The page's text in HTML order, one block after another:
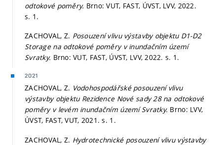
odtokové poměry. Brno: VUT, FAST, ÚVST, LVV, 2022.
s. 1.
ZACHOVAL, Z. Posouzení vlivu výstavby objektu D1-D2
Storage na odtokové poměry v inundačním území
Svratky. Brno: VUT, FAST, ÚVST, LVV, 2022.s. 1.
2021
ZACHOVAL, Z. Vodohospodářské posouzení vlivu
výstavby objektu Rezidence Nové sady 28 na odtokové
poměry v levém inundačním území Svratky. Brno: LVV,
ÚVST, FAST, VUT, 2021.s. 1.
ZACHOVAL, Z. Hydrotechnické posouzení vlivu výstavby